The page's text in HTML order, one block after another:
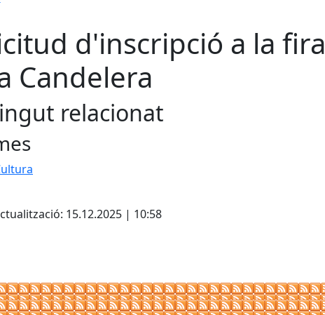
d'inscripció a la fira
Candelera
relacionat
15.12.2025 | 10:58